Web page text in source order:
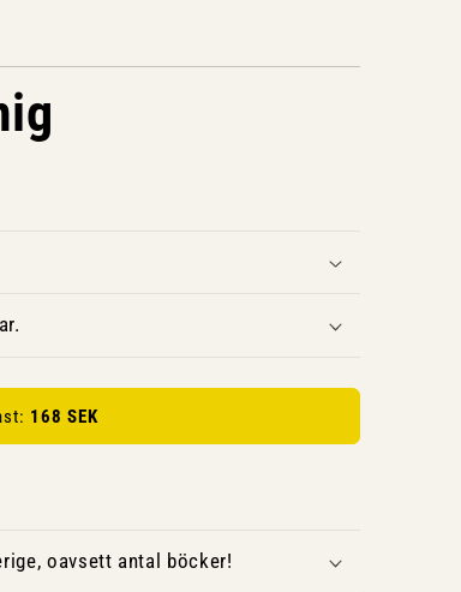
168 SEK
oavsett antal böcker!